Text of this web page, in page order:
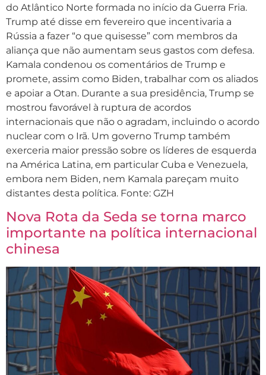
do Atlântico Norte formada no início da Guerra Fria.
Trump até disse em fevereiro que incentivaria a
Rússia a fazer “o que quisesse” com membros da
aliança que não aumentam seus gastos com defesa.
Kamala condenou os comentários de Trump e
promete, assim como Biden, trabalhar com os aliados
e apoiar a Otan. Durante a sua presidência, Trump se
mostrou favorável à ruptura de acordos
internacionais que não o agradam, incluindo o acordo
nuclear com o Irã. Um governo Trump também
exerceria maior pressão sobre os líderes de esquerda
na América Latina, em particular Cuba e Venezuela,
embora nem Biden, nem Kamala pareçam muito
distantes desta política. Fonte: GZH
Nova Rota da Seda se torna marco
importante na política internacional
chinesa